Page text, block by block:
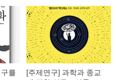
를
[주제연구] 과학과 종교